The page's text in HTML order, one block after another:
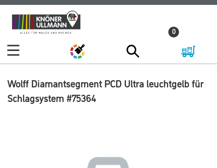
Zum
Inhalt
Zum
Navigationsmenü
0
Wolff Diamantsegment PCD Ultra leuchtgelb für
Schlagsystem #75364